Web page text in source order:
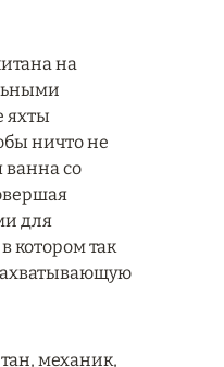
на
яхты
ничто не
со
для
котором так
механик,